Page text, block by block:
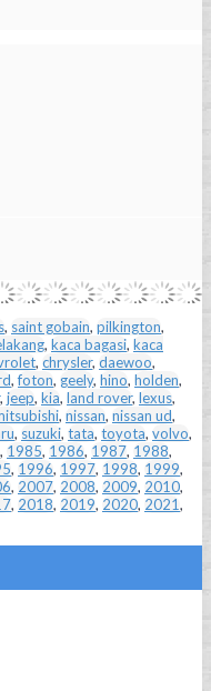
, saint gobain, pilkington,
, kaca bagasi, kaca
, chrysler, daewoo,
,foton, geely, hino, holden,
, jeep, kia, land rover, lexus,
, nissan, nissan ud,
, suzuki, tata, toyota, volvo,
, 1985, 1986, 1987, 1988,
, 1996, 1997, 1998, 1999,
, 2007, 2008, 2009, 2010,
, 2018, 2019, 2020, 2021,